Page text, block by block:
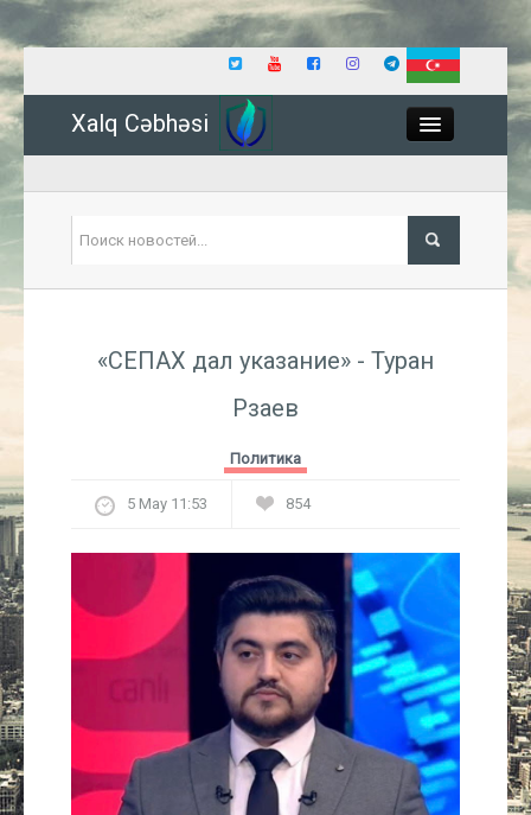
Xalq Cəbhəsi
Экономика
Культура
Интервью
Виды спорта
Проект
Литература
«СЕПАХ дал указание» - Туран
Рзаев
Политика
5 May 11:53 854